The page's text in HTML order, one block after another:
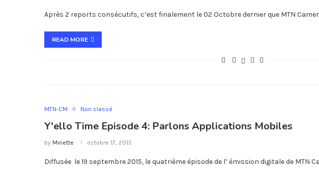
Après 2 reports consécutifs, c’est finalement le 02 Octobre dernier que MTN
READ MORE
MTN-CM Non classé
Y'ello Time Episode 4: Parlons Applications Mobiles
by Minette octobre 17, 2015
Diffusée le 19 septembre 2015, le quatrième épisode de l’ émission digitale de MTN